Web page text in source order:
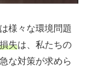
様々な環境問題
失は、私たちの
な対策が求めら